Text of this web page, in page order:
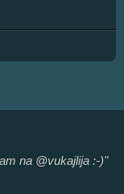
na @vukajlija :-)"